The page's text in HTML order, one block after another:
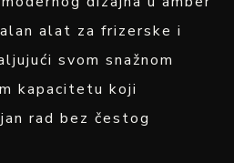
alat za frizerske i
svom snažnom
kapacitetu koji
rad bez čestog